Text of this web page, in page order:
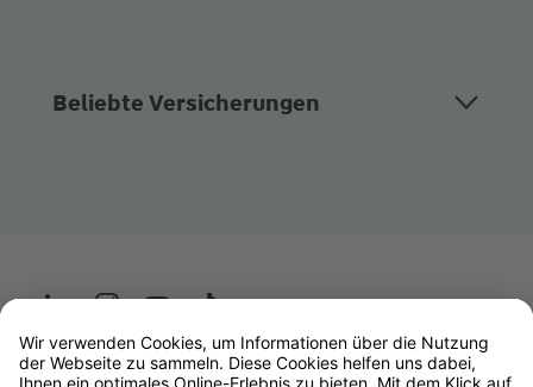
Beliebte Versicherungen
Wüstenrot